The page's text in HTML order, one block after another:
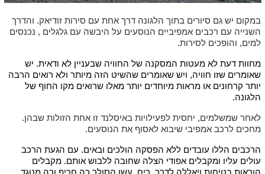
במקום יש גם סיורים בתוך הלגונה דרך אחת עם סירות זודיאק. והדרך
השנייה עם רכבים אמפיביים הנוסעים על היבשה עם גלגלים , נכנסים
למים, והופכים לסירות.
מחוות דעת לא מעטות המסקנה של החוויה שבעניין לא ודאית. יש
שאומרים שזו חוויה, ויש שאומרים שהשיט הזה מיותר ולא רואים הרבה
יותר קרחונים או מראות מיוחדים יותר מאלו שרואים מקו החוף של
הלגונה.
לאחר שמשלמים, יחסית לפעילויות באיסלנד זו אחת הזולות שבהן.
מחכים לרכב אמפיבי שיבוא לאסוף את הנוסעים.
הרכבים הללו עובדים ללא הפסקה הולכים ובאים. עם הגעת הרכב
עולים עליו ומקבלים אפודי הצלה שחובה ללבוש אותם. מקבלים
הוראות בטיחות ויאללה לדרך. ריח עשן הסולר כה חריף וכה מנוגד